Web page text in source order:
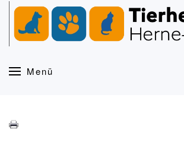
Zum Hauptinhalt springen
Menü